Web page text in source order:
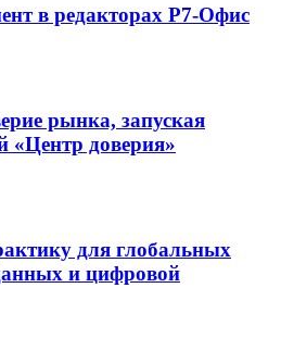
в редакторах Р7-Офис
рынка, запуская
«Центр доверия»
для глобальных
и цифровой